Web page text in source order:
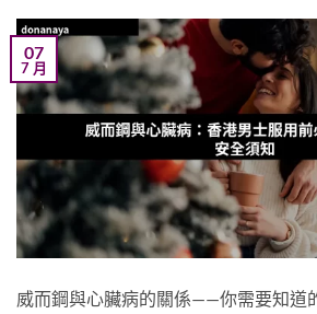
07
7 月
威而鋼與心臟病的關係——你需要知道